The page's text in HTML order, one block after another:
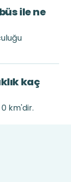
ile ne
kaç
km'dir.